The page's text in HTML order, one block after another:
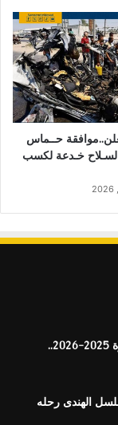
حــماس
خـدعة لكسب
مصروفات المدارس التجريبية والرسمية المتميزة 2025-2026..
الهندى رحله